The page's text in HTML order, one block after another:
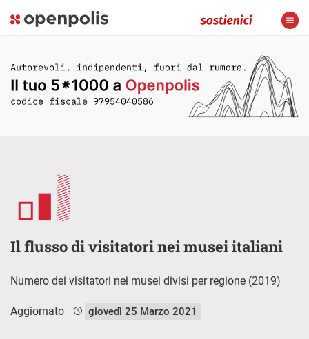
Il flusso di visitatori nei musei italiani
Numero dei visitatori nei musei divisi per regione (2019)
Aggiornato giovedì 25 Marzo 2021